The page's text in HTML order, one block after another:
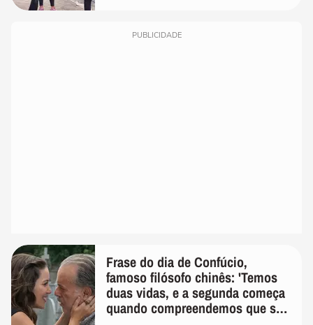
PUBLICIDADE
Frase do dia de Confúcio,
famoso filósofo chinês: 'Temos
duas vidas, e a segunda começa
quando compreendemos que só